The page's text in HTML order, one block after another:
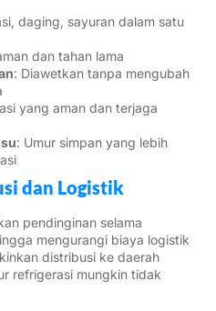
daging, sayuran dalam satu
dan tahan lama
: Diawetkan tanpa mengubah
yang aman dan terjaga
: Umur simpan yang lebih
dan Logistik
pendinginan selama
mengurangi biaya logistik
distribusi ke daerah
refrigerasi mungkin tidak